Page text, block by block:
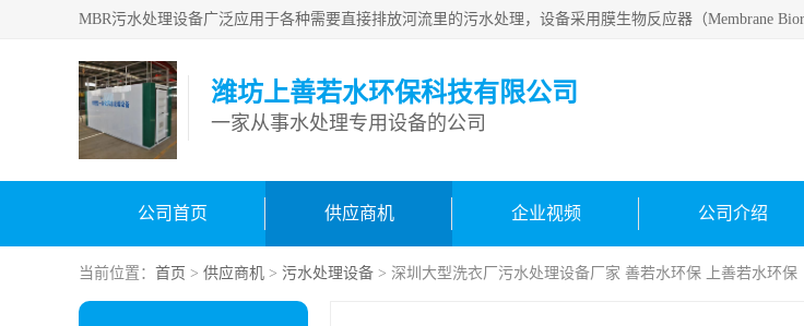
潍坊上善若水环保科技有限公司
一家从事水处理专用设备的公司
公司首页 供应商机 企业视频 公司介绍
当前位置： 首页 > 供应商机 > 污水处理设备 > 深圳大型洗衣厂污水处理设备厂家 善若水环保 上善若水环保